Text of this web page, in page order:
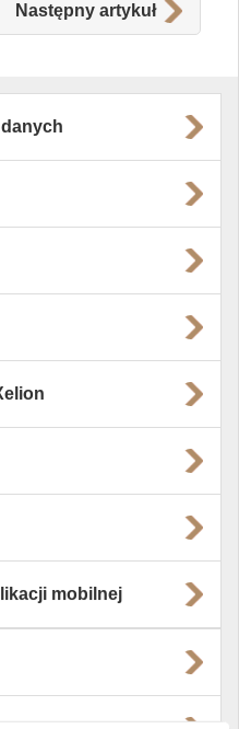
Następny artykuł
mobilnej